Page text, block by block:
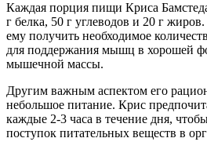
Каждая порция пищи Криса
г белка, 50 г углеводов и 20 г
ему получить необходимое
для поддержания мышц в хорошей
мышечной массы.
Другим важным аспектом его
небольшое питание. Крис
каждые 2-3 часа в течение дня,
поступок питательных веществ в